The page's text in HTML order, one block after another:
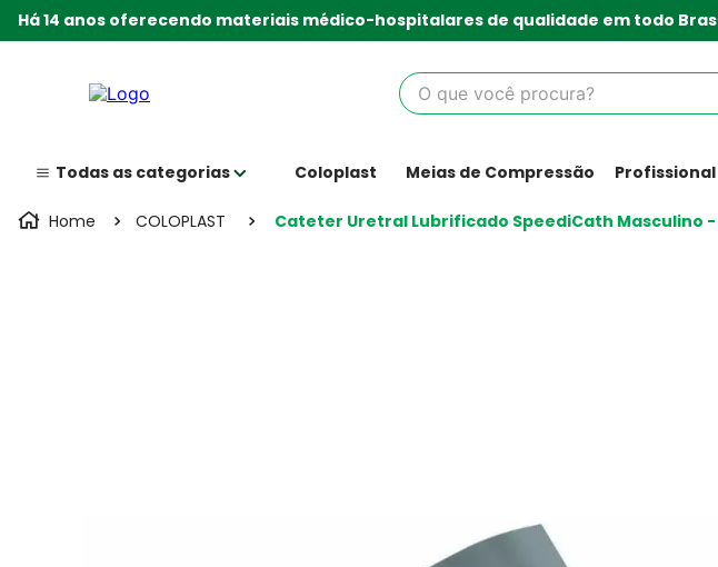
Há 14 anos oferecendo materiais médico-hospitalares de qualidade em todo
O que você procura?
Coloplast Meias de Compressão Profissional
COLOPLAST Cateter Uretral Lubrificado SpeediCath Masculino -